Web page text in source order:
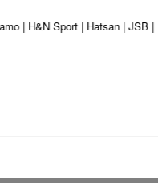
Sport | Hatsan | JSB |